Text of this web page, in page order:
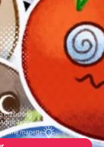
Publishing
Adrift Team
manette